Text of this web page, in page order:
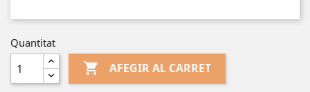
Quantitat
 AFEGIR AL CARRET